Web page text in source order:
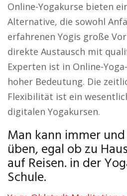
Online-Yogakurse bieten
Alternative, die sowohl
erfahrenen Yogis große
direkte Austausch mit
Experten ist in Online-
hoher Bedeutung. Die
Flexibilität ist ein
digitalen Yogakursen.
Man kann immer
üben, egal ob zu
auf Reisen. in der
Schule.